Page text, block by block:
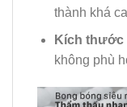
thành khá
Kích thước
không phù